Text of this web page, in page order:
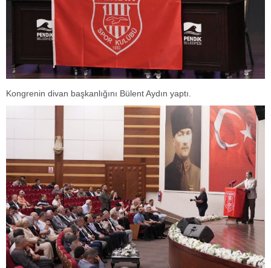
Kongrenin divan başkanlığını Bülent Aydın yaptı.